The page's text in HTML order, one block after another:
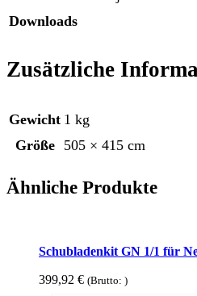
Downloads
Zusätzliche
Gewicht 1 kg
Größe
505 × 415 cm
Ähnliche Produkte
Schubladenkit GN 1/1 für
399,92 € (Brutto: )